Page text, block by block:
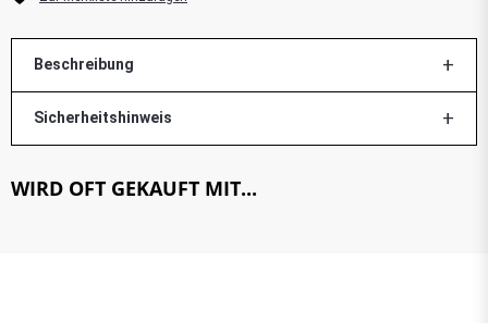
Beschreibung
Sicherheitshinweis
WIRD OFT GEKAUFT MIT...